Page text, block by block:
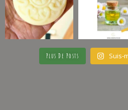
Plus De Posts Suis-